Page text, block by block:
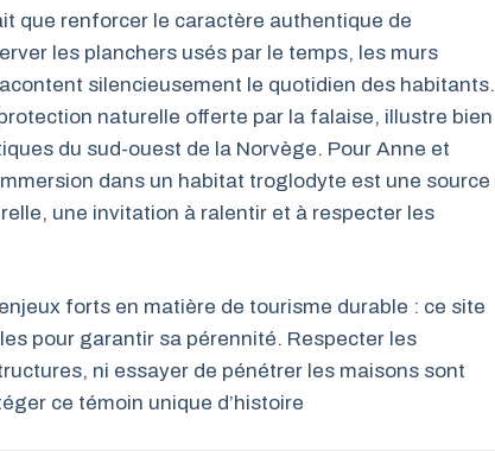
que renforcer le caractère authentique de
les planchers usés par le temps, les murs
silencieusement le quotidien des habitants.
naturelle offerte par la falaise, illustre bien
du sud-ouest de la Norvège. Pour Anne et
dans un habitat troglodyte est une source
une invitation à ralentir et à respecter les
forts en matière de tourisme durable : ce site
pour garantir sa pérennité. Respecter les
ni essayer de pénétrer les maisons sont
ce témoin unique d’histoire